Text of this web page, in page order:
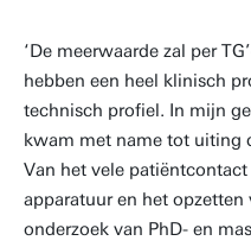
‘De meerwaarde zal per
hebben een heel klinisch
technisch profiel. In mijn
kwam met name tot uiting
Van het vele
apparatuur en het
onderzoek van PhD- en